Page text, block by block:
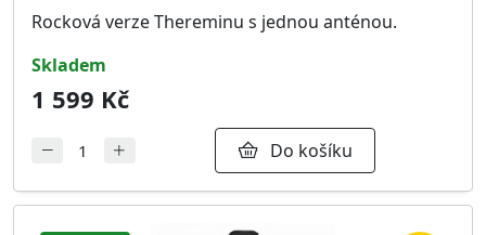
Rocková verze Thereminu s jednou anténou.
skladem
1 599 Kč
Do košíku